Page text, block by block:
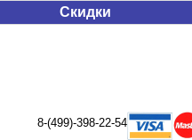
Скидки
8-(499)-398-22-54